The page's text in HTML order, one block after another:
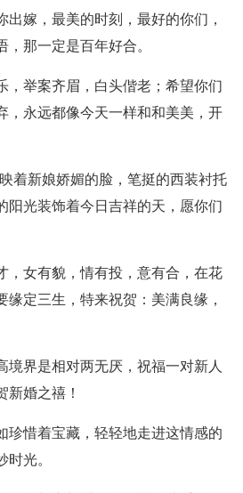
出嫁，最美的时刻，最好的你们，
那一定是百年好合。
，举案齐眉，白头偕老；希望你们
，永远都像今天一样和和美美，开
着新娘娇媚的脸，笔挺的西装衬托
阳光装饰着今日吉祥的天，愿你们
，女有貌，情有投，意有合，在花
缘定三生，特来祝贺：美满良缘，
境界是相对两无厌，祝福一对新人
新婚之禧！
珍惜着宝藏，轻轻地走进这情感的
光。